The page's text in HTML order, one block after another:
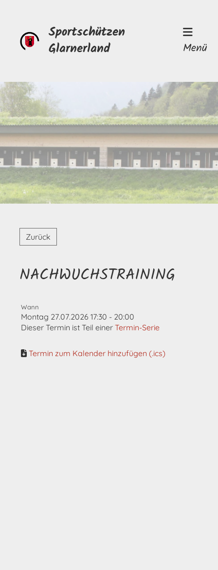
Sportschützen
Glarnerland
Menü
Zurück
NACHWUCHSTRAINING
Wann
Montag 27.07.2026 17:30 - 20:00
Dieser Termin ist Teil einer Termin-Serie
Termin zum Kalender hinzufügen (.ics)